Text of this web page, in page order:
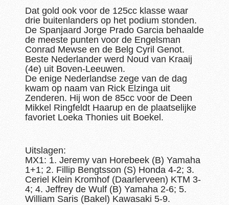
Dat gold ook voor de 125cc klasse waar
drie buitenlanders op het podium stonden.
De Spanjaard Jorge Prado Garcia behaalde
de meeste punten voor de Engelsman
Conrad Mewse en de Belg Cyril Genot.
Beste Nederlander werd Noud van Kraaij
(4e) uit Boven-Leeuwen.
De enige Nederlandse zege van de dag
kwam op naam van Rick Elzinga uit
Zenderen. Hij won de 85cc voor de Deen
Mikkel Ringfeldt Haarup en de plaatselijke
favoriet Loeka Thonies uit Boekel.
Uitslagen:
MX1: 1. Jeremy van Horebeek (B) Yamaha
1+1; 2. Fillip Bengtsson (S) Honda 4-2; 3.
Ceriel Klein Kromhof (Daarlerveen) KTM 3-
4; 4. Jeffrey de Wulf (B) Yamaha 2-6; 5.
William Saris (Bakel) Kawasaki 5-9.